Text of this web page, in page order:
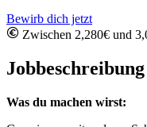
Bewirb dich jetzt
Zwischen 2,280€ und
Jobbeschreibung
Was du machen wirst: